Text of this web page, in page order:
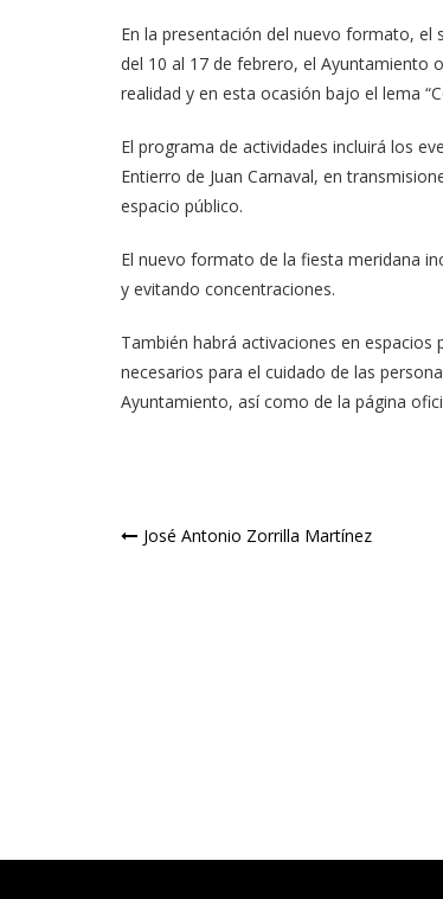
En la presentación del nuevo formato,
del 10 al 17 de febrero, el Ayuntamiento
realidad y en esta ocasión bajo el lema
El programa de actividades incluirá los
Entierro de Juan Carnaval, en
espacio público.
El nuevo formato de la fiesta meridana
y evitando concentraciones.
También habrá activaciones en
necesarios para el cuidado de las
Ayuntamiento, así como de la página
Navegación
José Antonio Zorrilla Martínez